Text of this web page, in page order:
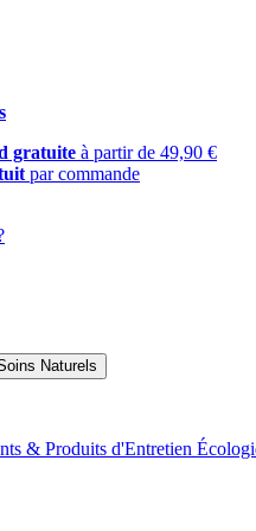
gratuite à partir de 49,90 €
par commande
& Produits d'Entretien